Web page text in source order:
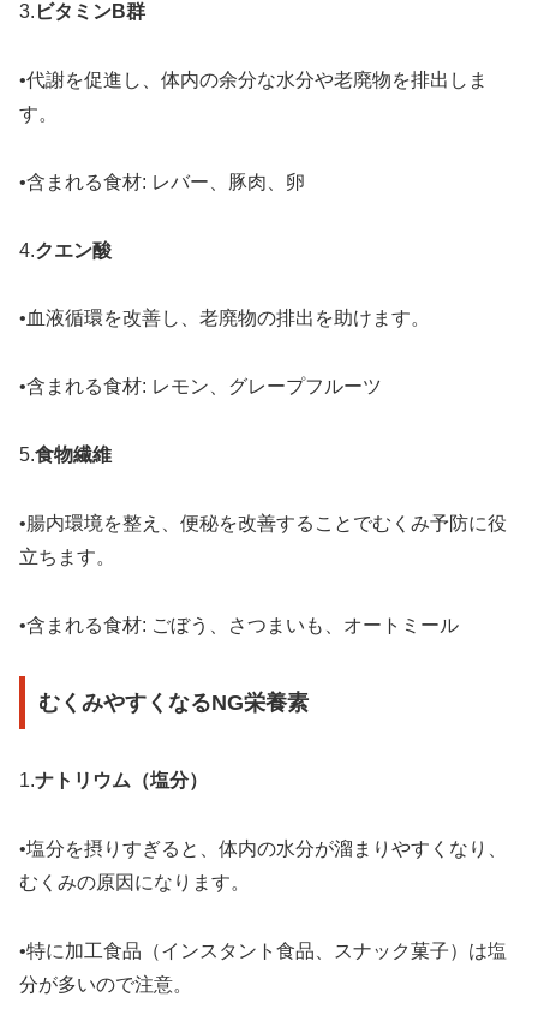
3. ビタミンB群
•代謝を促進し、体内の余分な水分や老廃物を排出しま
す。
•含まれる食材: レバー、豚肉、卵
4.クエン酸
•血液循環を改善し、老廃物の排出を助けます。
•含まれる食材: レモン、グレープフルーツ
5.食物繊維
•腸内環境を整え、便秘を改善することでむくみ予防に役
立ちます。
•含まれる食材: ごぼう、さつまいも、オートミール
むくみやすくなるNG栄養素
1.ナトリウム（塩分）
•塩分を摂りすぎると、体内の水分が溜まりやすくなり、
むくみの原因になります。
•特に加工食品（インスタント食品、スナック菓子）は塩
分が多いので注意。